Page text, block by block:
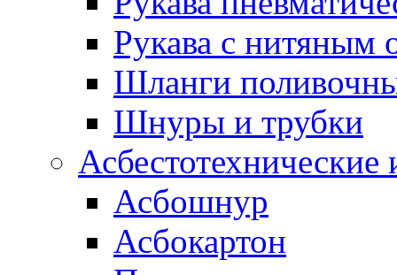
Рукава с нитяным
Шланги
Шнуры и трубки
Асбестотехнические
Асбошнур
Асбокартон